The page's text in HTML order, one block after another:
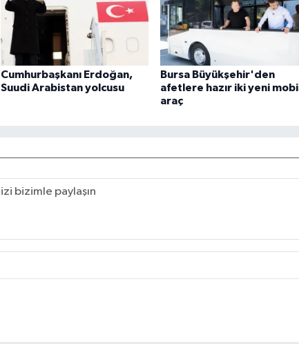
Cumhurbaşkanı Erdoğan,
Suudi Arabistan yolcusu
Bursa Büyükşehir'den
afetlere hazır iki yeni mobil
araç